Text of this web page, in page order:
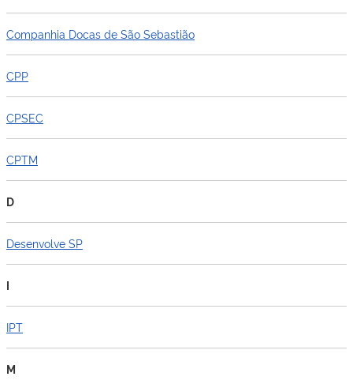
Companhia Docas de São Sebastião
CPP
CPSEC
CPTM
D
Desenvolve SP
I
IPT
M